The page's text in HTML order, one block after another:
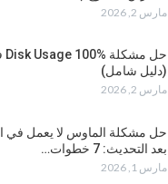
مارس 2, 2026
(دليل شامل)
مارس 2, 2026
بعد التحديث: 7 خطوات…
مارس 1, 2026